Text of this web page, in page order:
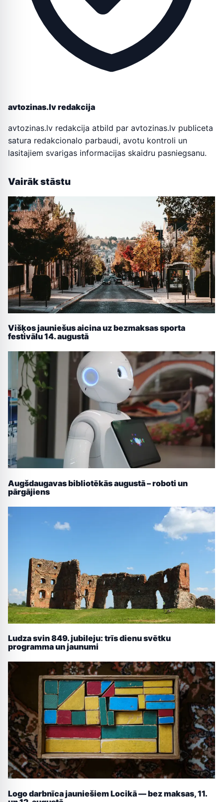
avtozinas.lv redakcija
avtozinas.lv redakcija atbild par avtozinas.lv publiceta
satura redakcionalo parbaudi, avotu kontroli un
lasitajiem svarigas informacijas skaidru pasniegsanu.
Vairāk stāstu
Višķos jauniešus aicina uz bezmaksas sporta
festivālu 14. augustā
Augšdaugavas bibliotēkās augustā – roboti un
pārgājiens
Ludza svin 849. jubileju: trīs dienu svētku
programma un jaunumi
Logo darbnīca jauniešiem Locikā — bez maksas, 11.